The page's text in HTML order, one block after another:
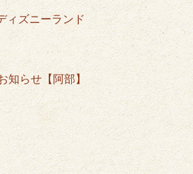
ィズニーランド
知らせ【阿部】